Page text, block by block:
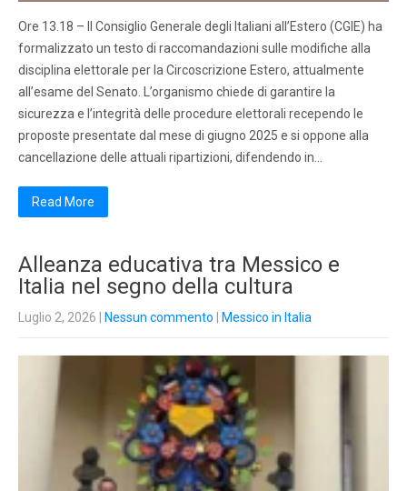
Ore 13.18 – Il Consiglio Generale degli Italiani all’Estero (CGIE) ha
formalizzato un testo di raccomandazioni sulle modifiche alla
disciplina elettorale per la Circoscrizione Estero, attualmente
all’esame del Senato. L’organismo chiede di garantire la
sicurezza e l’integrità delle procedure elettorali recependo le
proposte presentate dal mese di giugno 2025 e si oppone alla
cancellazione delle attuali ripartizioni, difendendo in…
Read More
Alleanza educativa tra Messico e
Italia nel segno della cultura
Luglio 2, 2026 Nessun commento Messico in Italia